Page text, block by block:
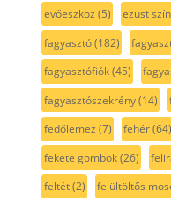
evőeszköz (5) ezüst
fagyasztó(182)
fagyasztófiók(45)
fagyasztószekrény(14)
fedőlemez (7) fehér(64)
fekete gombok(26)
feltét(2) felültöltős